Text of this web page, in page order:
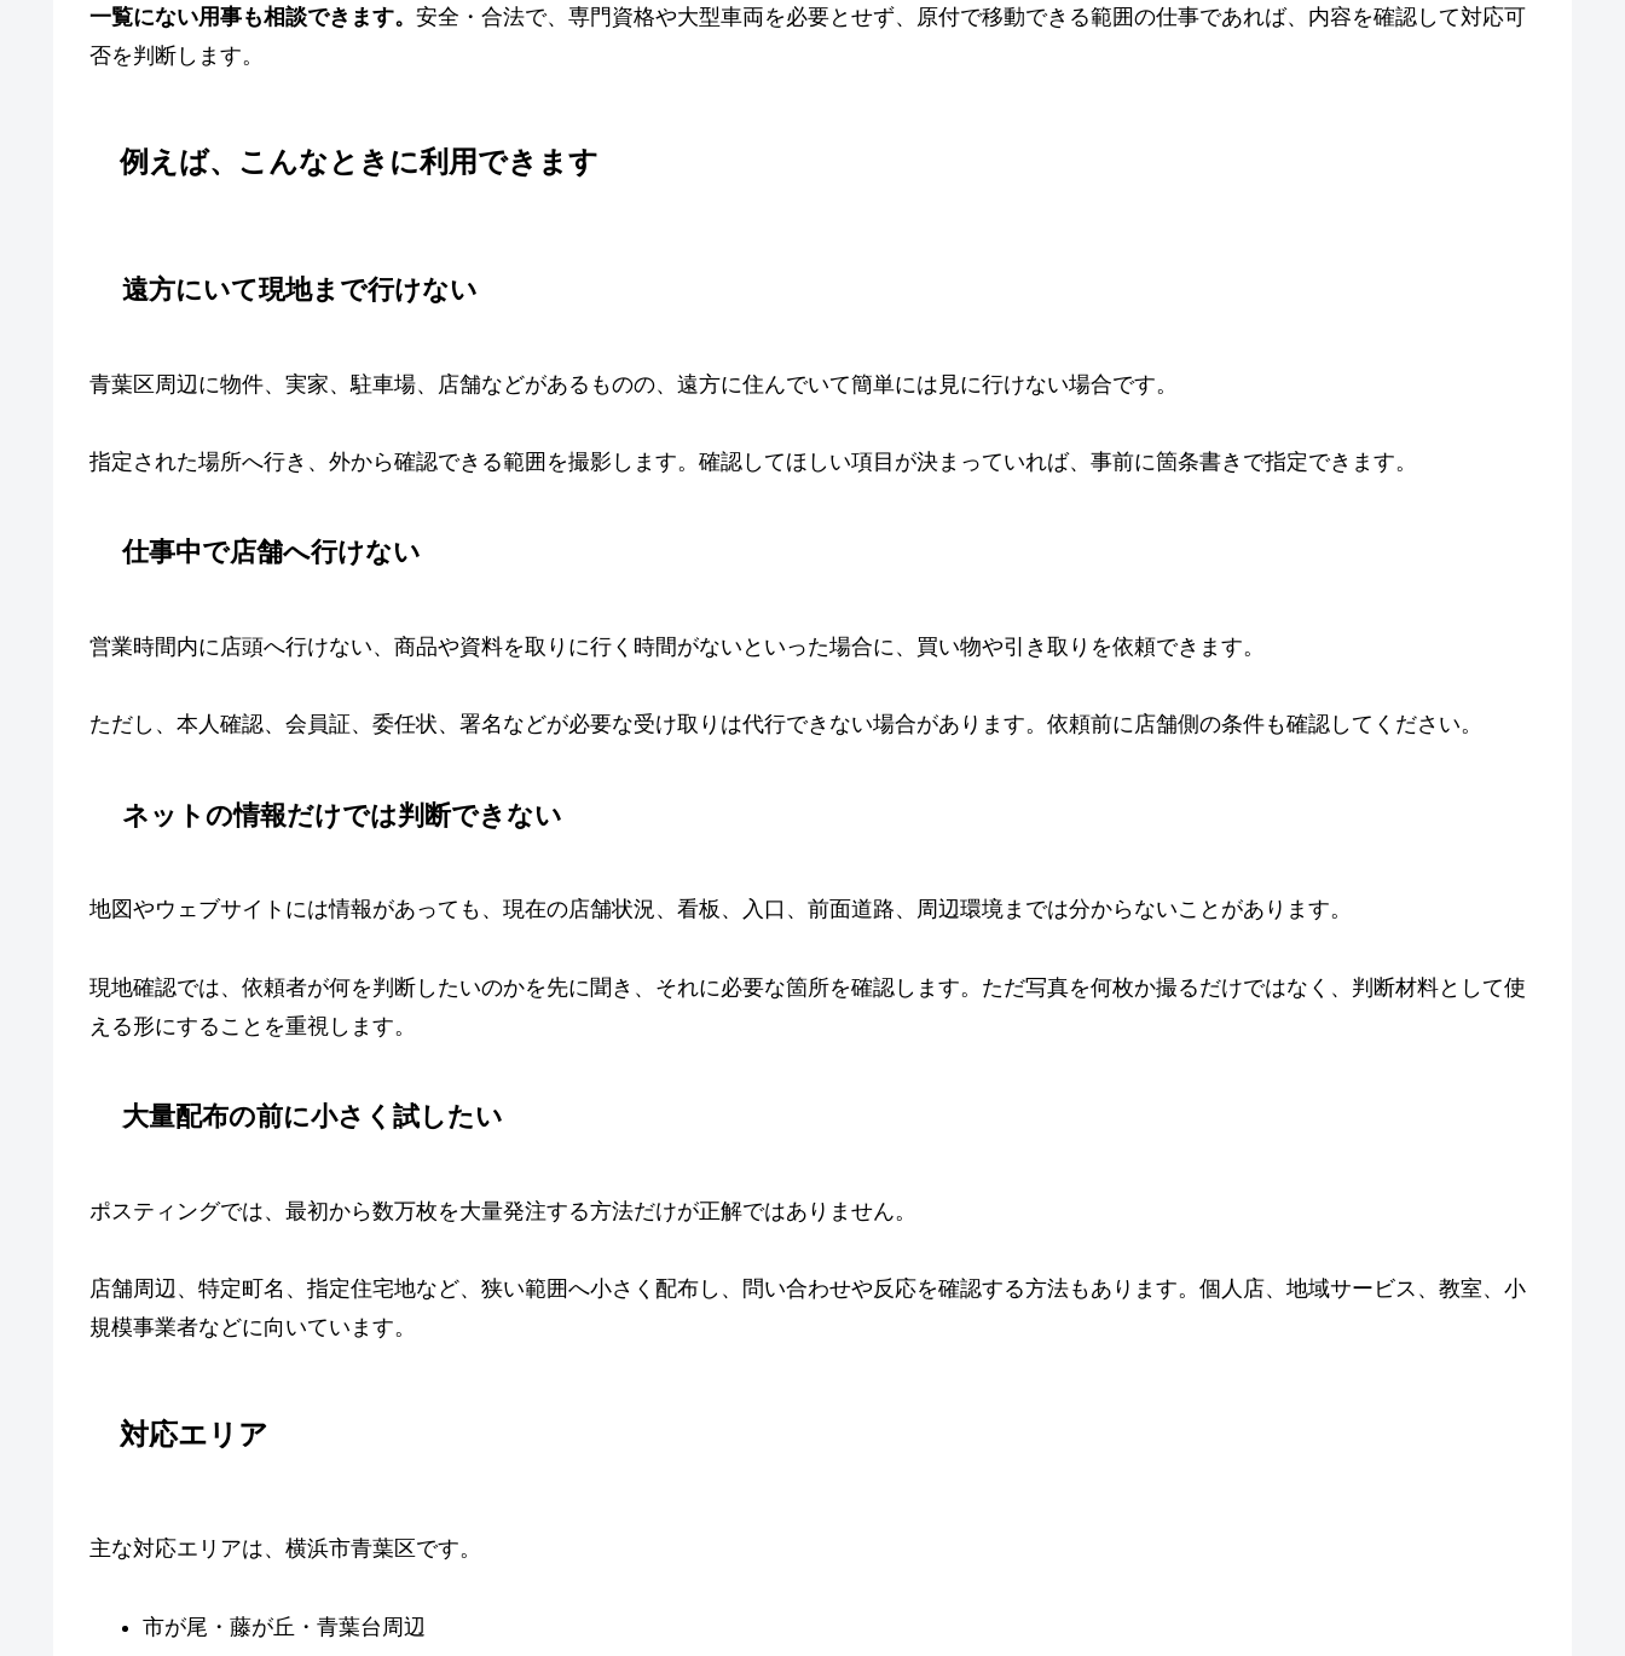
一覧にない用事も相談できます。 安全・合法で、専門資格や大型車両を必要とせず、原付で移動できる範囲の仕事であれば、内容を確認して対応可
否を判断します。
例えば、こんなときに利用できます
遠方にいて現地まで行けない
青葉区周辺に物件、実家、駐車場、店舗などがあるものの、遠方に住んでいて簡単には見に行けない場合です。
指定された場所へ行き、外から確認できる範囲を撮影します。確認してほしい項目が決まっていれば、事前に箇条書きで指定できます。
仕事中で店舗へ行けない
営業時間内に店頭へ行けない、商品や資料を取りに行く時間がないといった場合に、買い物や引き取りを依頼できます。
ただし、本人確認、会員証、委任状、署名などが必要な受け取りは代行できない場合があります。依頼前に店舗側の条件も確認してください。
ネットの情報だけでは判断できない
地図やウェブサイトには情報があっても、現在の店舗状況、看板、入口、前面道路、周辺環境までは分からないことがあります。
現地確認では、依頼者が何を判断したいのかを先に聞き、それに必要な箇所を確認します。ただ写真を何枚か撮るだけではなく、判断材料として使
える形にすることを重視します。
大量配布の前に小さく試したい
ポスティングでは、最初から数万枚を大量発注する方法だけが正解ではありません。
店舗周辺、特定町名、指定住宅地など、狭い範囲へ小さく配布し、問い合わせや反応を確認する方法もあります。個人店、地域サービス、教室、小
規模事業者などに向いています。
対応エリア
主な対応エリアは、横浜市青葉区です。
市が尾・藤が丘・青葉台周辺